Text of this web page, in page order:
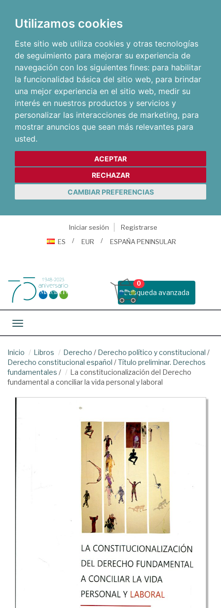
Utilizamos cookies
Este sitio web utiliza cookies y otras tecnologías
de seguimiento para mejorar su experiencia de
navegación con los siguientes fines: para habilitar
la funcionalidad básica del sitio web, para brindar
una mejor experiencia en el sitio web, medir su
interés en nuestros productos y servicios y
personalizar las interacciones de marketing, para
mostrar anuncios que sean más relevantes para
usted.
ACEPTAR
RECHAZAR
CAMBIAR PREFERENCIAS
Iniciar sesión
Registrarse
ES
EUR ESPAÑA PENINSULAR
Busqueda avanzada
0
Toggle navigation
Inicio Libros Derecho / Derecho político y constitucional /
Derecho constitucional español /Título preliminar. Derechos
fundamentales /
La constitucionalización del Derecho
fundamental a conciliar la vida personal y laboral